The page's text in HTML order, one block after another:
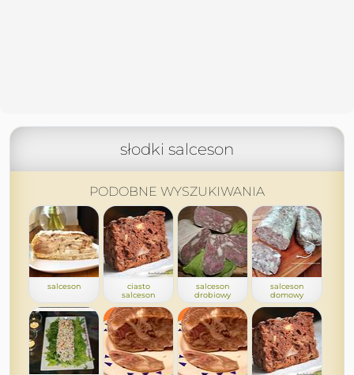
słodki salceson
PODOBNE WYSZUKIWANIA
salceson
ciasto
salceson
salceson
drobiowy
salceson
domowy